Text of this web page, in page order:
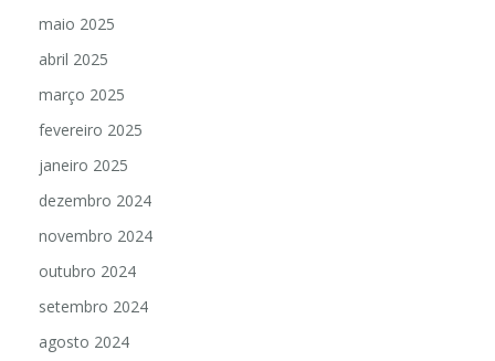
maio 2025
abril 2025
março 2025
fevereiro 2025
janeiro 2025
dezembro 2024
novembro 2024
outubro 2024
setembro 2024
agosto 2024